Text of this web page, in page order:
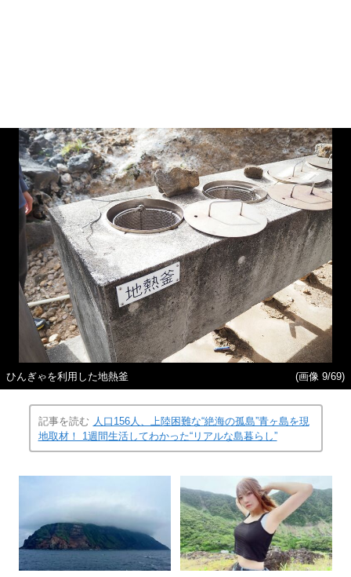
ひんぎゃを利用した地熱釜 (画像 9/69)
記事を読む 人口156人、上陸困難な“絶海の孤島”青ヶ島を現
地取材！ 1週間生活してわかった“リアルな島暮らし”